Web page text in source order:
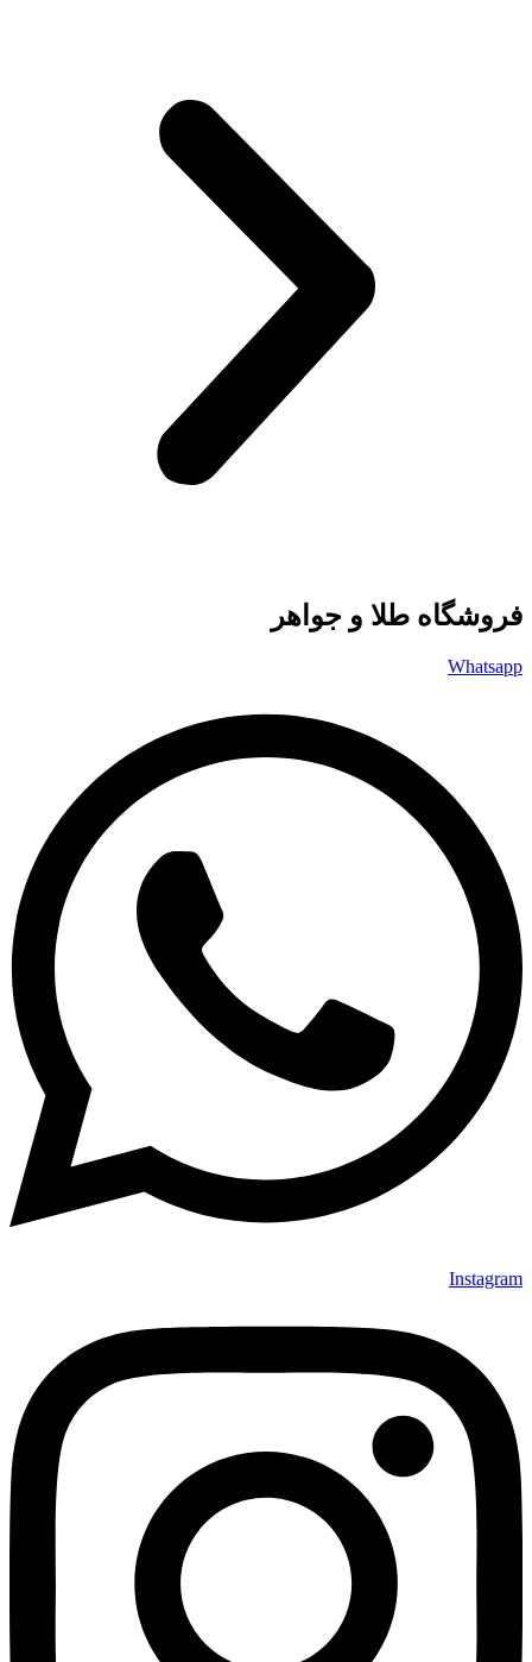
فروشگاه طلا و جواهر
Whatsapp
Instagram